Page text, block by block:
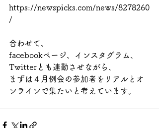
https://newspicks.com/news/8278260
/
合わせて、
facebookページ、インスタグラム、
Twitterとも連動させながら、
まずは４月例会の参加者をリアルとオ
ンラインで集たいと考えています。